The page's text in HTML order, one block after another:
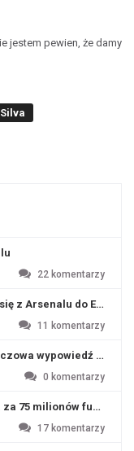
jestem pewien, że damy
22 komentarzy
z Arsenalu do
11 komentarzy
wypowiedź Artety
0 komentarzy
75 milionów funtów
17 komentarzy